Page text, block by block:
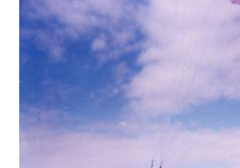
Joinvillais
Boboc
Blog
Albums